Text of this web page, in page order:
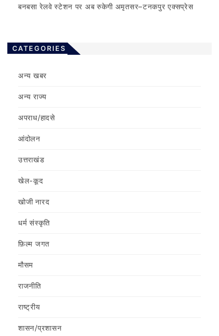
बनबसा रेलवे स्टेशन पर अब रुकेगी अमृतसर–टनकपुर एक्सप्रेस
CATEGORIES
अन्य खबर
अन्य राज्य
अपराध/हादसे
आंदोलन
उत्तराखंड
खेल-कूद
खोजी नारद
धर्म संस्कृति
फ़िल्‍म जगत
मौसम
राजनीति
राष्ट्रीय
शासन/प्रशासन